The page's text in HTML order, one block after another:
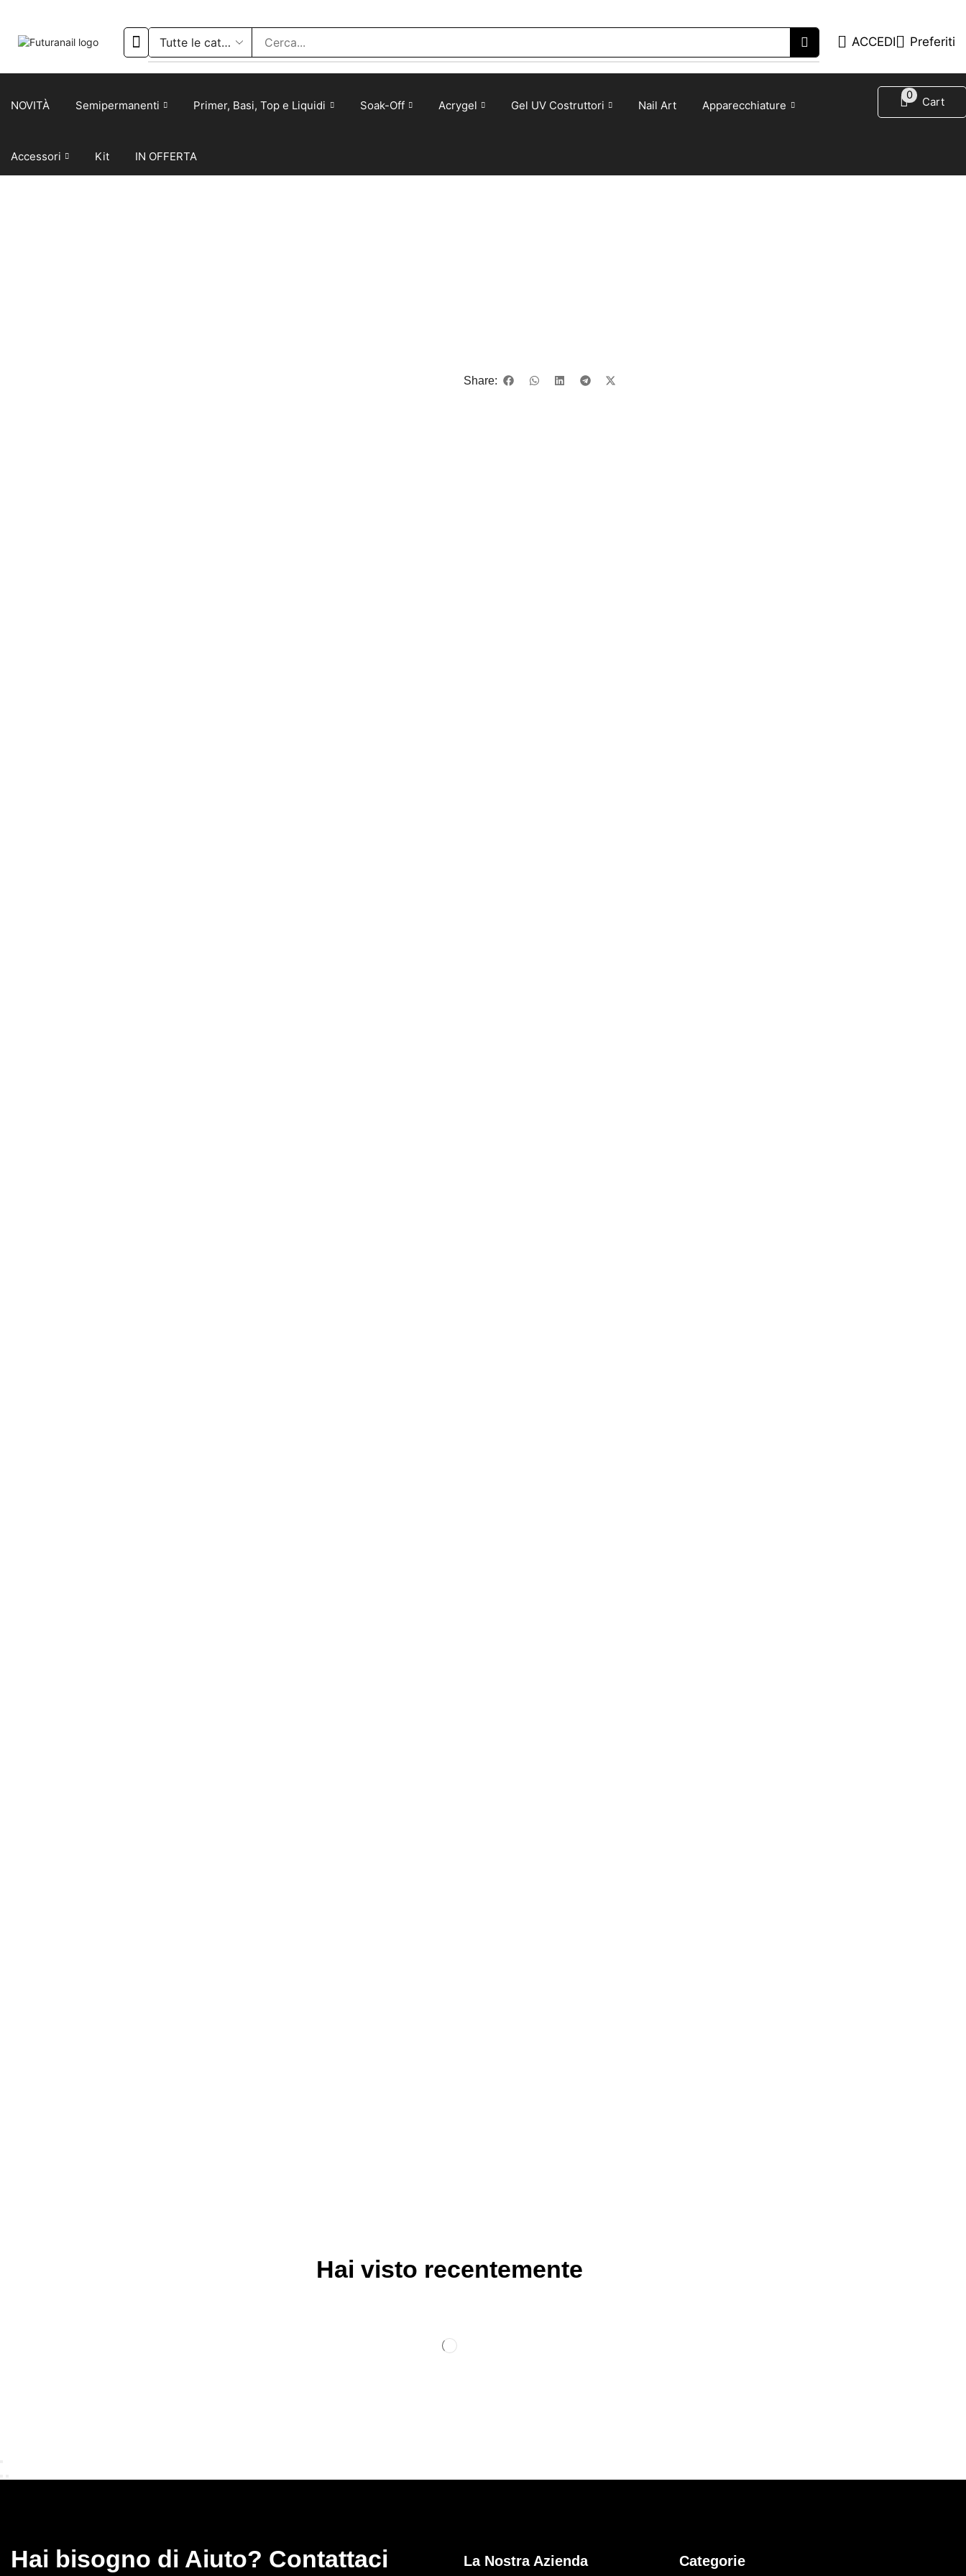
ACCEDI Preferiti
NOVITÀ Semipermanenti Primer, Basi, Top e Liquidi Soak-Off Acrygel Gel UV Costruttori Nail Art Apparecchiature
Accessori Kit IN OFFERTA
0 Cart
Share:
Hai visto recentemente
Hai bisogno di Aiuto? Contattaci La Nostra Azienda Categorie